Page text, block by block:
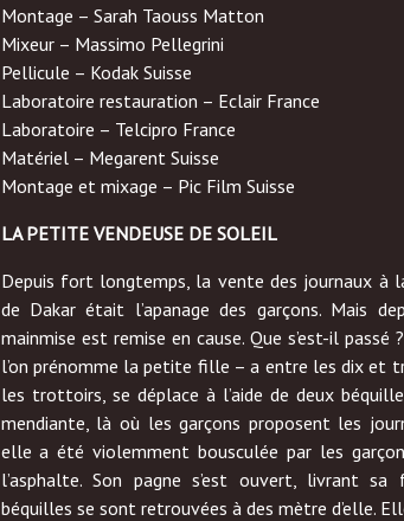
Montage – Sarah Taouss Matton
Mixeur – Massimo Pellegrini
Pellicule – Kodak Suisse
Laboratoire restauration – Eclair France
Laboratoire – Telcipro France
Matériel – Megarent Suisse
Montage et mixage – Pic Film Suisse
LA PETITE VENDEUSE DE SOLEIL
Depuis fort longtemps, la vente des journaux à
de Dakar était l’apanage des garçons. Mais
mainmise est remise en cause. Que s’est-il passé ?
l’on prénomme la petite fille – a entre les dix et
les trottoirs, se déplace à l’aide de deux
mendiante, là où les garçons proposent les
elle a été violemment bousculée par les
l’asphalte. Son pagne s’est ouvert, livrant sa
béquilles se sont retrouvées à des mètre d’elle.